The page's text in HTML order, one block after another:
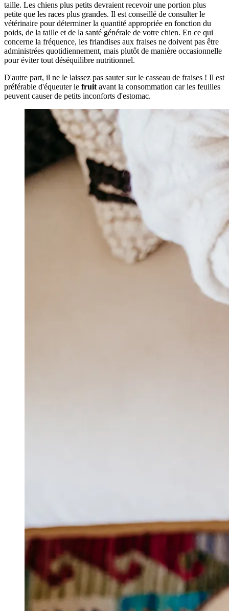
taille. Les chiens plus petits devraient recevoir une portion plus
petite que les races plus grandes. Il est conseillé de consulter le
vétérinaire pour déterminer la quantité appropriée en fonction du
poids, de la taille et de la santé générale de votre chien. En ce qui
concerne la fréquence, les friandises aux fraises ne doivent pas être
administrées quotidiennement, mais plutôt de manière occasionnelle
pour éviter tout déséquilibre nutritionnel.
D'autre part, il ne le laissez pas sauter sur le casseau de fraises ! Il est
préférable d'équeuter le fruit avant la consommation car les feuilles
peuvent causer de petits inconforts d'estomac.